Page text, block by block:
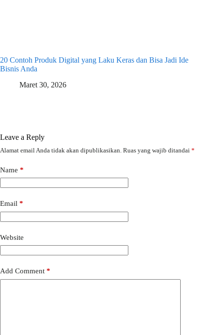
20 Contoh Produk Digital yang Laku Keras dan Bisa Jadi Ide
Bisnis Anda
Maret 30, 2026
Leave a Reply
Alamat email Anda tidak akan dipublikasikan. Ruas yang wajib ditandai *
Name *
Email *
Website
Add Comment *